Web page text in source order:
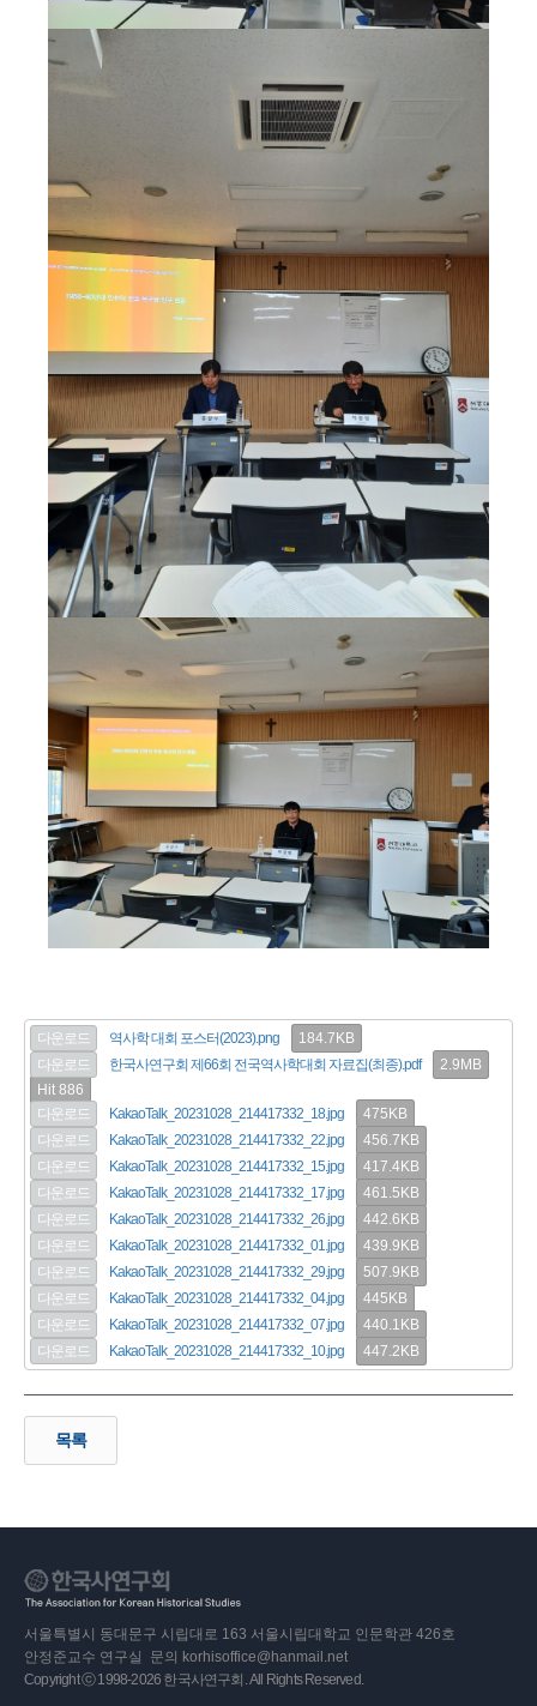
다운로드 역사학 대회 포스터(2023).png
184.7KB
다운로드
한국사연구회 제66회 전국역사학대회 자료집(최종).pdf
2.9MB
Hit 886
다운로드
KakaoTalk_20231028_214417332_18.jpg
475KB
다운로드
KakaoTalk_20231028_214417332_22.jpg
456.7KB
다운로드
KakaoTalk_20231028_214417332_15.jpg
417.4KB
다운로드
KakaoTalk_20231028_214417332_17.jpg
461.5KB
다운로드
KakaoTalk_20231028_214417332_26.jpg
442.6KB
다운로드
KakaoTalk_20231028_214417332_01.jpg
439.9KB
다운로드
KakaoTalk_20231028_214417332_29.jpg
507.9KB
다운로드
KakaoTalk_20231028_214417332_04.jpg
445KB
다운로드
KakaoTalk_20231028_214417332_07.jpg
440.1KB
다운로드
KakaoTalk_20231028_214417332_10.jpg 447.2KB
목록
서울특별시 동대문구 시립대로 163 서울시립대학교 인문학관 426호
안정준교수 연구실 문의 korhisoffice@hanmail.net
Copyright ⓒ 1998-2026 한국사연구회. All Rights Reserved.